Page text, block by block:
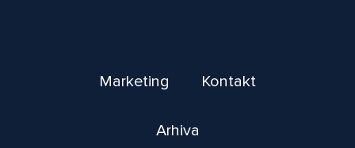
Marketing Kontakt
Arhiva